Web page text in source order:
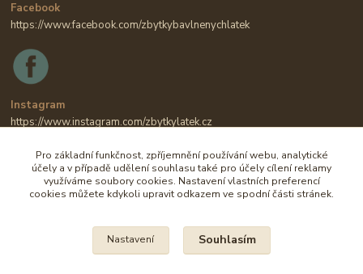
Facebook
https://www.facebook.com/zbytkybavlnenychlatek
Instagram
https://www.instagram.com/zbytkylatek.cz
Pro základní funkčnost, zpříjemnění používání webu, analytické
účely a v případě udělení souhlasu také pro účely cílení reklamy
využíváme soubory cookies. Nastavení vlastních preferencí
cookies můžete kdykoli upravit odkazem ve spodní části stránek.
Nastavení Souhlasím